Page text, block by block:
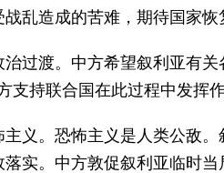
乱造成的苦难，期待国家
过渡。中方希望叙利亚有
支持联合国在此过程中发挥
义。恐怖主义是人类公敌
实。中方敦促叙利亚临时